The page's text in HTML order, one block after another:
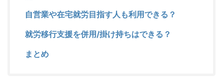
自営業や在宅就労目指す人も利用できる？
就労移行支援を併用/掛け持ちはできる？
まとめ